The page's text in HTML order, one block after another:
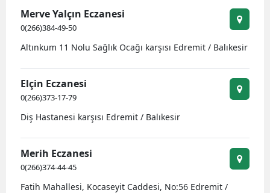
Merve Yalçın Eczanesi
0(266)384-49-50
Altınkum 11 Nolu Sağlık Ocağı karşısı Edremit / Balıkesir
Elçin Eczanesi
0(266)373-17-79
Diş Hastanesi karşısı Edremit / Balıkesir
Merih Eczanesi
0(266)374-44-45
Fatih Mahallesi, Kocaseyit Caddesi, No:56 Edremit /